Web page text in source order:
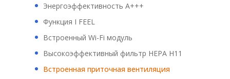
Энергоэффективность A+++
Функция I FEEL
Встроенный Wi-Fi модуль
Высокоэффективный фильтр НЕРА Н11
Встроенная приточная вентиляция